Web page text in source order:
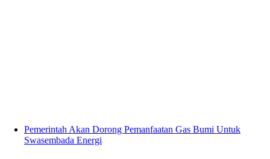
Pemerintah Akan Dorong Pemanfaatan Gas Bumi Untuk
Swasembada Energi